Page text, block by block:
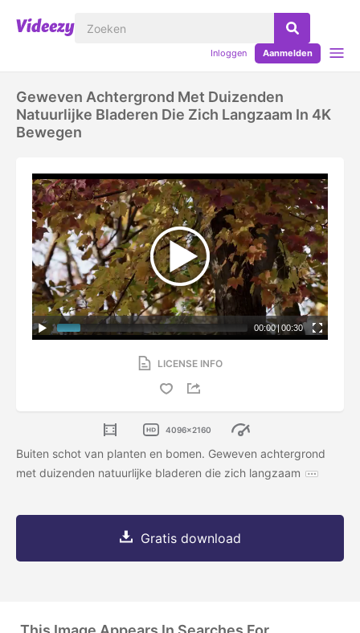
Inloggen Aanmelden
Geweven Achtergrond Met Duizenden
Natuurlijke Bladeren Die Zich Langzaam In 4K
Bewegen
00:00| 00:30
LICENSE INFO
4096x2160
Buiten schot van planten en bomen. Geweven achtergrond
met duizenden natuurlijke bladeren die zich langzaam
Gratis download